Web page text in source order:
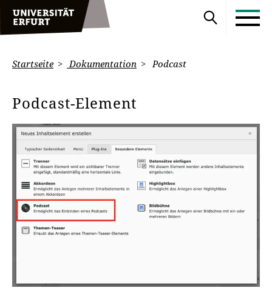
Startseite Dokumentation Podcast
Podcast-Element